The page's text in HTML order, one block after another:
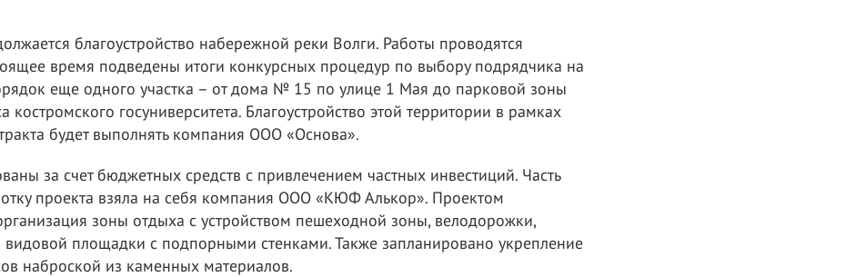
благоустройство набережной реки Волги. Работы проводятся
время подведены итоги конкурсных процедур по выбору подрядчика на
еще одного участка – от дома № 15 по улице 1 Мая до парковой зоны
костромского госуниверситета. Благоустройство этой территории в рамках
будет выполнять компания ООО «Основа».
за счет бюджетных средств с привлечением частных инвестиций. Часть
проекта взяла на себя компания ООО «КЮФ Алькор». Проектом
зоны отдыха с устройством пешеходной зоны, велодорожки,
видовой площадки с подпорными стенками. Также запланировано укрепление
наброской из каменных материалов.